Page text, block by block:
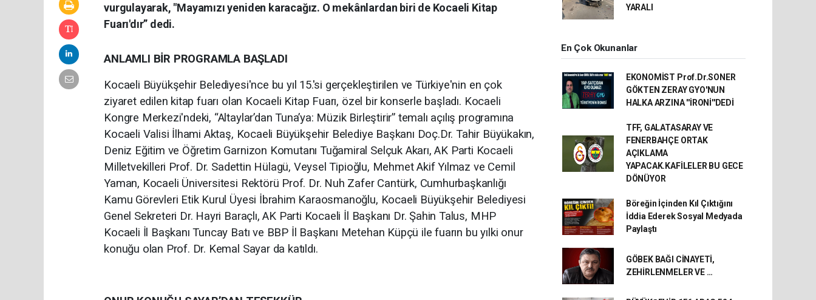
vurgulayarak, "Mayamızı yeniden karacağız. O mekânlardan biri de Kocaeli Kitap
Fuarı'dır” dedi.
ANLAMLI BİR PROGRAMLA BAŞLADI
Kocaeli Büyükşehir Belediyesi'nce bu yıl 15.'si gerçekleştirilen ve Türkiye'nin en çok
ziyaret edilen kitap fuarı olan Kocaeli Kitap Fuarı, özel bir konserle başladı. Kocaeli
Kongre Merkezi'ndeki, “Altaylar’dan Tuna’ya: Müzik Birleştirir” temalı açılış programına
Kocaeli Valisi İlhami Aktaş, Kocaeli Büyükşehir Belediye Başkanı Doç.Dr. Tahir Büyükakın,
Deniz Eğitim ve Öğretim Garnizon Komutanı Tuğamiral Selçuk Akarı, AK Parti Kocaeli
Milletvekilleri Prof. Dr. Sadettin Hülagü, Veysel Tipioğlu, Mehmet Akif Yılmaz ve Cemil
Yaman, Kocaeli Üniversitesi Rektörü Prof. Dr. Nuh Zafer Cantürk, Cumhurbaşkanlığı
Kamu Görevleri Etik Kurul Üyesi İbrahim Karaosmanoğlu, Kocaeli Büyükşehir Belediyesi
Genel Sekreteri Dr. Hayri Baraçlı, AK Parti Kocaeli İl Başkanı Dr. Şahin Talus, MHP
Kocaeli İl Başkanı Tuncay Batı ve BBP İl Başkanı Metehan Küpçü ile fuarın bu yılki onur
konuğu olan Prof. Dr. Kemal Sayar da katıldı.
YARALI
En Çok Okunanlar
EKONOMİST Prof.Dr.SONER
GÖKTEN ZERAY GYO'NUN
HALKA ARZINA ''İRONİ''DEDİ
TFF, GALATASARAY VE
FENERBAHÇE ORTAK
AÇIKLAMA
YAPACAK.KAFİLELER BU GECE
DÖNÜYOR
Böreğin İçinden Kıl Çıktığını
İddia Ederek Sosyal Medyada
Paylaştı
GÖBEK BAĞI CİNAYETİ,
ZEHİRLENMELER VE …